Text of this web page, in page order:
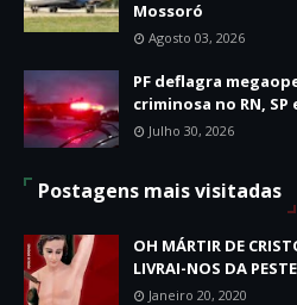
Mossoró
Agosto 03, 2026
PF deflagra
criminosa no RN, SP
Julho 30, 2026
Postagens mais visitadas
OH MÁRTIR DE
LIVRAI-NOS DA
Janeiro 20, 2020